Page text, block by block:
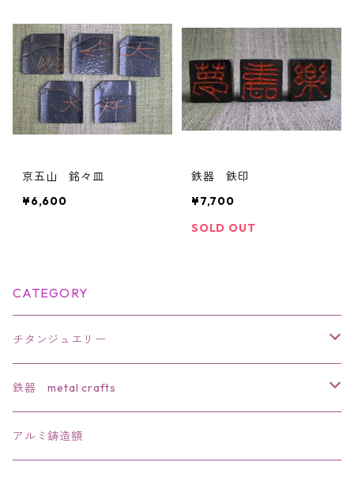
京五山 銘々皿
¥6,600
鉄器 鉄印
¥7,700
SOLD OUT
CATEGORY
チタンジュエリー
リング
ペンダント
鉄器 metal crafts
干支
アルミ鋳造額